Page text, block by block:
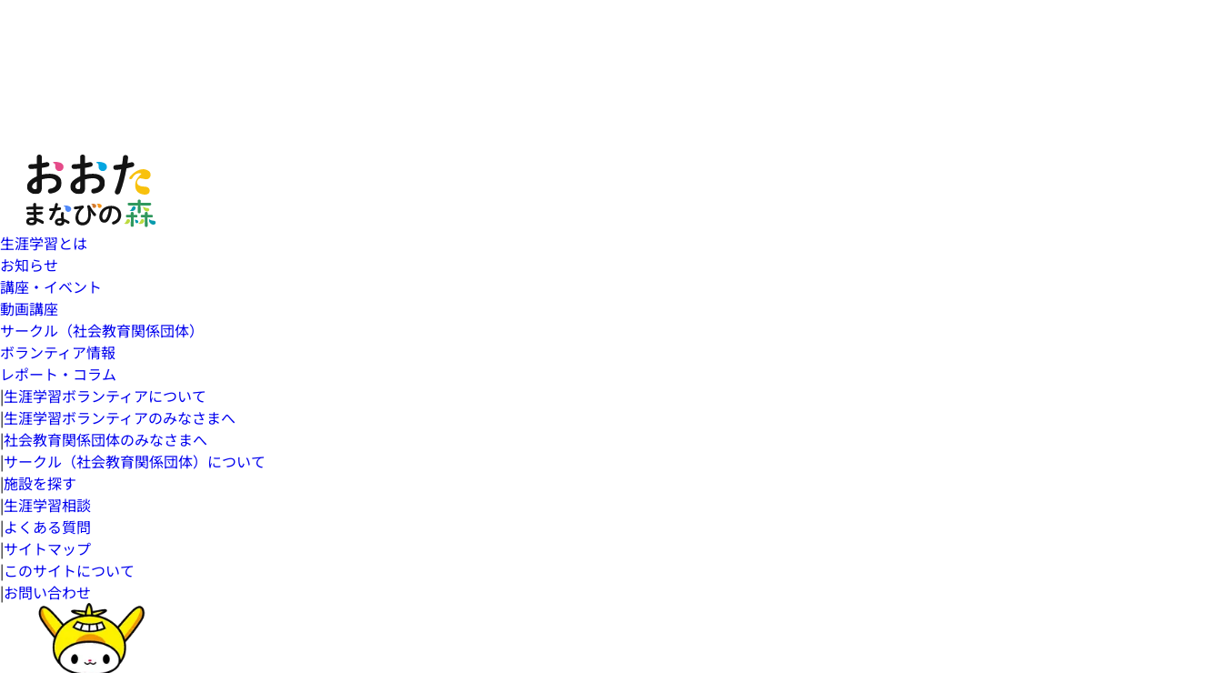
生涯学習とは
お知らせ
講座・イベント
動画講座
サークル（社会教育関係団体）
ボランティア情報
レポート・コラム
|生涯学習ボランティアについて
|生涯学習ボランティアのみなさまへ
|社会教育関係団体のみなさまへ
|サークル（社会教育関係団体）について
|施設を探す
|生涯学習相談
|よくある質問
|サイトマップ
|このサイトについて
|お問い合わせ